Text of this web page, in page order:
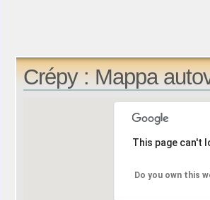
Crépy : Mappa
This page can't
Do you own this